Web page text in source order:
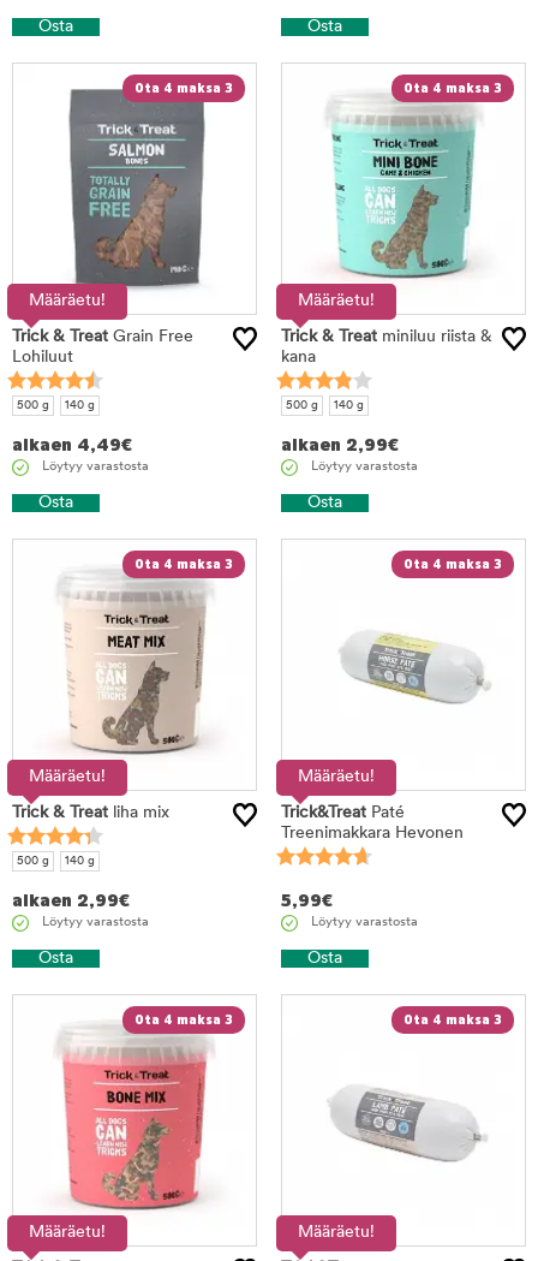
Osta Osta
Ota 4 maksa 3
Määräetu!
Trick & Treat Grain Free
Lohiluut
500 g 140 g
alkaen 4,49€
Löytyy varastosta
Osta
Ota 4 maksa 3
Määräetu!
Trick & Treat miniluu riista &
kana
500 g 140 g
alkaen 2,99€
Löytyy varastosta
Osta
Ota 4 maksa 3
Määräetu!
Trick & Treat liha mix
500 g 140 g
alkaen 2,99€
Löytyy varastosta
Osta
Ota 4 maksa 3
Määräetu!
Trick&Treat Paté
Treenimakkara Hevonen
5,99€
Löytyy varastosta
Osta
Ota 4 maksa 3
Määräetu!
Ota 4 maksa 3
Määräetu!